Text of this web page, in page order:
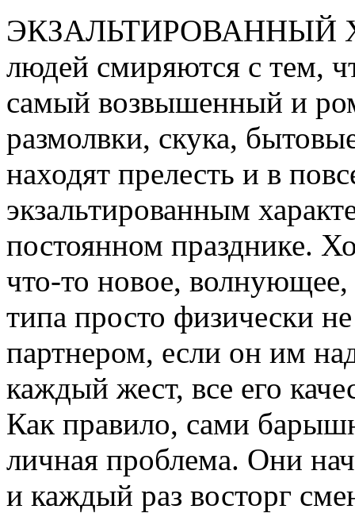
ЭКЗАЛЬТИРОВАННЫЙ
людей смиряются с тем,
самый возвышенный и
размолвки, скука,
находят прелесть и в
экзальтированным
постоянном празднике.
что-то новое,
типа просто физически
партнером, если он им
каждый жест, все его
Как правило, сами
личная проблема. Они
и каждый раз восторг